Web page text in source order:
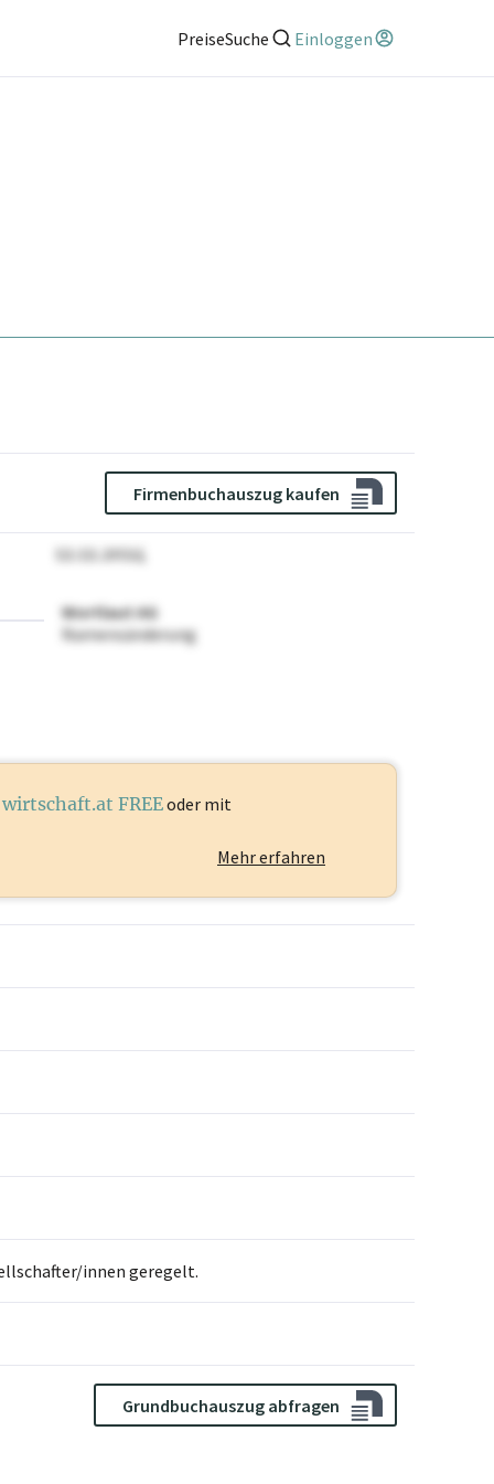
PreiseSuche Einloggen
Firmenbuchauszug kaufen
12.12.2024
Wortlaut AG
Namensänderung
wirtschaft.at FREEoder mit
Mehr erfahren
innen geregelt.
Grundbuchauszug abfragen